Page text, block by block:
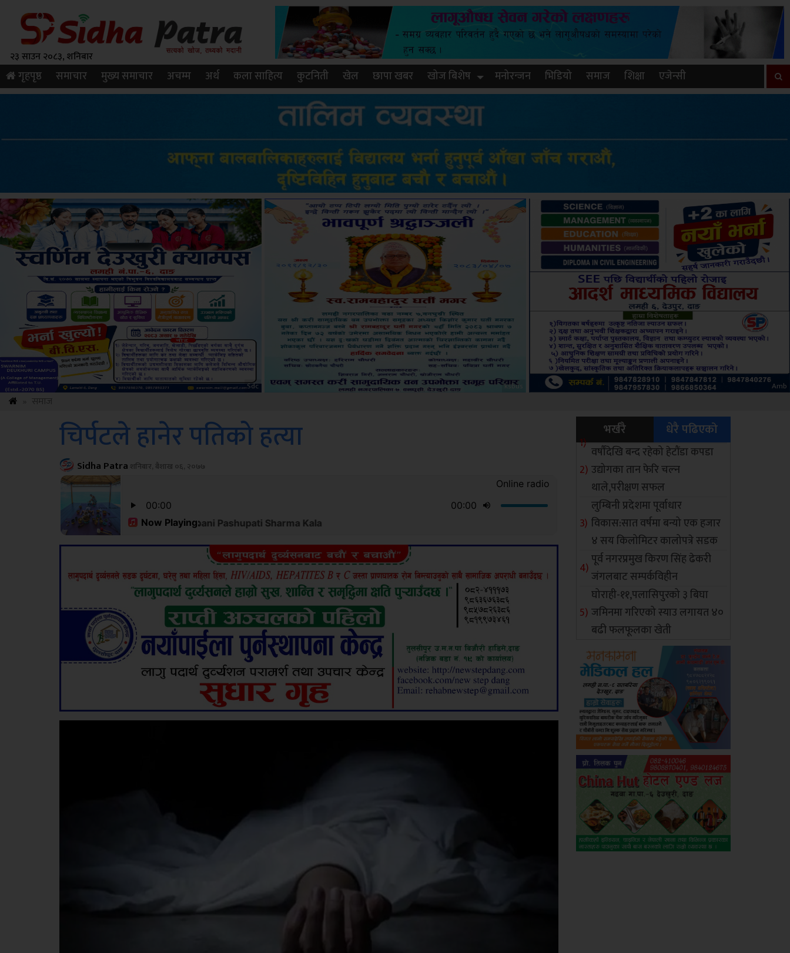
२३ साउन २०८३, शनिबार
गृहपृष्ठ समाचार मुख्य समाचार अचम्म अर्थ कला साहित्य कुटनिती खेल छापा खबर खोज बिशेष मनोरन्जन भिडियो समाज शिक्षा एजेन्सी
ksbus Amb Sdc
चिर्पटले हानेर पतिको हत्या
Sidha Patra शनिबार, बैशाख ०६, २०७७
भर्खरै धेरै पढिएको
वर्षौंदेखि बन्द रहेको हेटौंडा कपडा
उद्योगका तान फेरि चल्न
थाले,परीक्षण सफल
लुम्बिनी प्रदेशमा पूर्वाधार
विकास:सात वर्षमा बन्यो एक हजार
४ सय किलोमिटर कालोपत्रे सडक
पूर्व नगरप्रमुख किरण सिंह ढेकरी
जंगलबाट सम्पर्कविहीन
घोराही-११,पलासिपुरको ३ बिघा
जमिनमा गरिएको स्याउ लगायत ४०
बढी फलफूलका खेती